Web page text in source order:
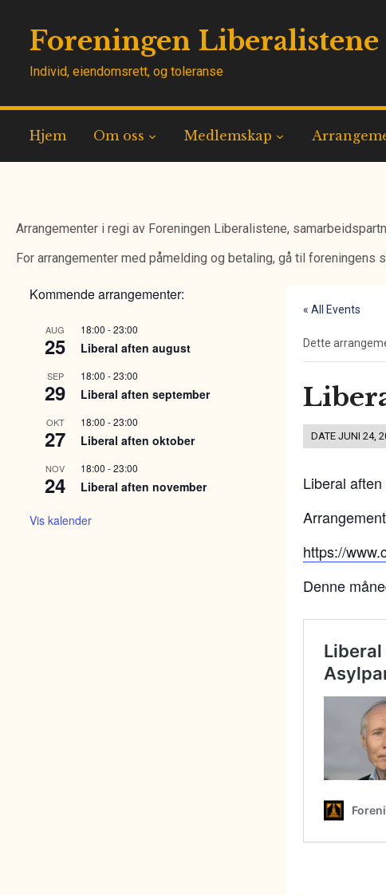
Foreningen Liberalistene
Individ, eiendomsrett, og toleranse
Hjem Om oss Medlemskap
Arrangementer i regi av Foreningen Liberalistene,
For arrangementer med påmelding og betaling, gå til foreningens
Kommende arrangementer:
AUG
25
18:00 -23:00
Liberal aften august
SEP
29
18:00 -23:00
Liberal aften september
OKT
27
18:00 -23:00
Liberal aften oktober
NOV
24
18:00 -23:00
Liberal aften november
Vis kalender
« All Events
Dette
DATE JUNI 24,
Liberal
https://
Denne